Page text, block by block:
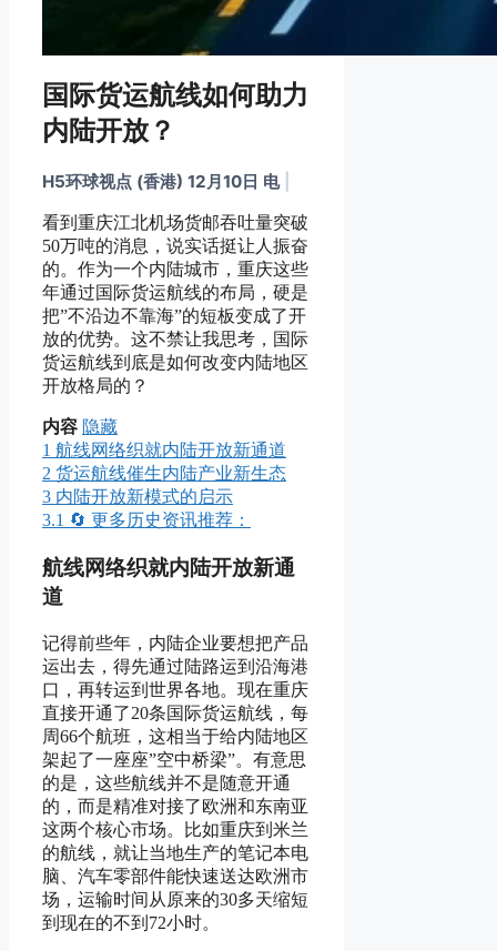
国际货运航线如何助力
内陆开放？
H5环球视点 (香港) 12月10日 电
看到重庆江北机场货邮吞吐量突破
50万吨的消息，说实话挺让人振奋
的。作为一个内陆城市，重庆这些
年通过国际货运航线的布局，硬是
把”不沿边不靠海”的短板变成了开
放的优势。这不禁让我思考，国际
货运航线到底是如何改变内陆地区
开放格局的？
内容 隐藏
1 航线网络织就内陆开放新通道
2 货运航线催生内陆产业新生态
3 内陆开放新模式的启示
3.1 🔄 更多历史资讯推荐：
航线网络织就内陆开放新通
道
记得前些年，内陆企业要想把产品
运出去，得先通过陆路运到沿海港
口，再转运到世界各地。现在重庆
直接开通了20条国际货运航线，每
周66个航班，这相当于给内陆地区
架起了一座座”空中桥梁”。有意思
的是，这些航线并不是随意开通
的，而是精准对接了欧洲和东南亚
这两个核心市场。比如重庆到米兰
的航线，就让当地生产的笔记本电
脑、汽车零部件能快速送达欧洲市
场，运输时间从原来的30多天缩短
到现在的不到72小时。